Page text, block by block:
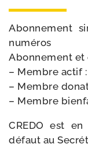
Abonnement
numéros
Abonnement et
– Membre actif
– Membre
– Membre
CREDO est
défaut au